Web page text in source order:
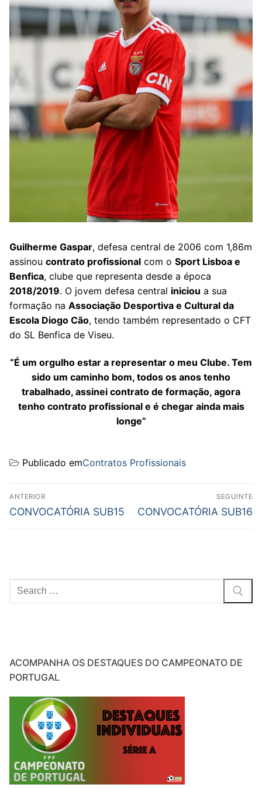
Guilherme Gaspar, defesa central de 2006 com 1,86m
assinou contrato profissional com o Sport Lisboa e
Benfica, clube que representa desde a época
2018/2019. O jovem defesa central iniciou a sua
formação na Associação Desportiva e Cultural da
Escola Diogo Cão, tendo também representado o CFT
do SL Benfica de Viseu.
“É um orgulho estar a representar o meu Clube. Tem
sido um caminho bom, todos os anos tenho
trabalhado, assinei contrato de formação, agora
tenho contrato profissional e é chegar ainda mais
longe”
Publicado emContratos Profissionais
Navegação
de
ANTERIOR
Previous
CONVOCATÓRIA SUB15
SEGUINTE
Next
CONVOCATÓRIA SUB16
Pesquisar
ACOMPANHA OS DESTAQUES DO CAMPEONATO DE
PORTUGAL